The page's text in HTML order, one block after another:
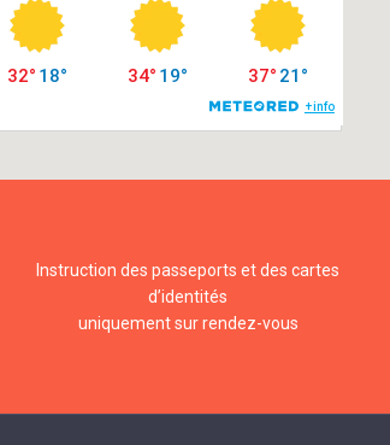
Instruction des passeports et des cartes
d’identités
uniquement sur rendez-vous